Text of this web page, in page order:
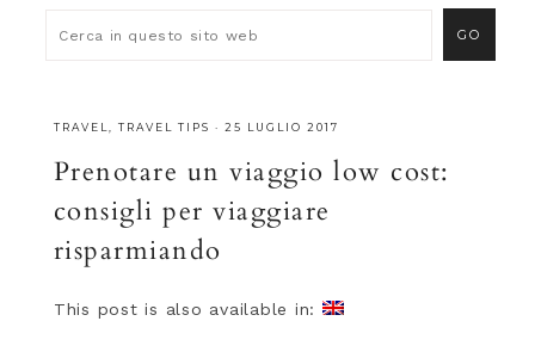
TRAVEL TRAVEL TIPS · 25 LUGLIO 2017
Prenotare un viaggio low cost:
consigli per viaggiare
risparmiando
This post is also available in: